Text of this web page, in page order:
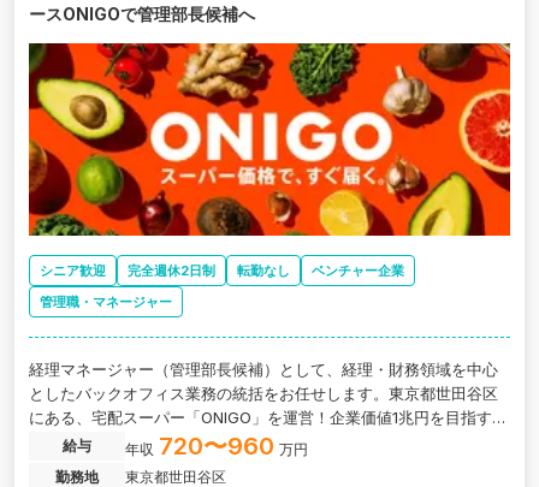
ースONIGOで管理部長候補へ
シニア歓迎 完全週休2日制 転勤なし
ベンチャー企業
管理職・マネージャー
経理マネージャー（管理部長候補）として、経理・財務領域を中心
としたバックオフィス業務の統括をお任せします。東京都世田谷区
にある、宅配スーパー「ONIGO」を運営！企業価値1兆円を目指す日
本初のダークストア専業のスタートアップ企業の求人です。
給与 年収 720〜960 万円
勤務地
東京都世田谷区